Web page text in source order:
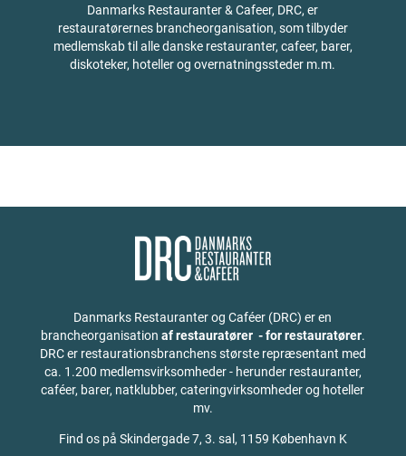
Danmarks Restauranter & Cafeer, DRC, er
restauratørernes brancheorganisation, som tilbyder
medlemskab til alle danske restauranter, cafeer, barer,
diskoteker, hoteller og overnatningssteder m.m.
Danmarks Restauranter og Caféer (DRC) er en
brancheorganisation af restauratører - for restauratører.
DRC er restaurationsbranchens største repræsentant med
ca. 1.200 medlemsvirksomheder - herunder restauranter,
caféer, barer, natklubber, cateringvirksomheder og hoteller
mv.
Find os på Skindergade 7, 3. sal, 1159 København K